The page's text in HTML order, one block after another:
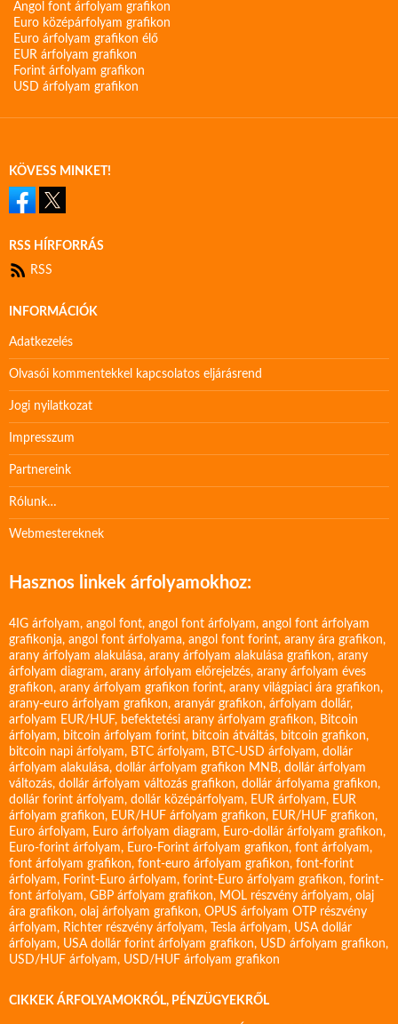
Angol font árfolyam grafikon
Euro középárfolyam grafikon
Euro árfolyam grafikon élő
EUR árfolyam grafikon
Forint árfolyam grafikon
USD árfolyam grafikon
KÖVESS MINKET!
RSS HÍRFORRÁS
RSS
INFORMÁCIÓK
Adatkezelés
Olvasói kommentekkel kapcsolatos eljárásrend
Jogi nyilatkozat
Impresszum
Partnereink
Rólunk…
Webmestereknek
Hasznos linkek árfolyamokhoz:
4IG árfolyam, angol font, angol font árfolyam, angol font árfolyam
grafikonja, angol font árfolyama, angol font forint, arany ára grafikon,
arany árfolyam alakulása, arany árfolyam alakulása grafikon, arany
árfolyam diagram, arany árfolyam előrejelzés, arany árfolyam éves
grafikon, arany árfolyam grafikon forint, arany világpiaci ára grafikon,
arany-euro árfolyam grafikon, aranyár grafikon, árfolyam dollár,
arfolyam EUR/HUF, befektetési arany árfolyam grafikon, Bitcoin
árfolyam, bitcoin árfolyam forint, bitcoin átváltás, bitcoin grafikon,
bitcoin napi árfolyam, BTC árfolyam, BTC-USD árfolyam, dollár
árfolyam alakulása, dollár árfolyam grafikon MNB, dollár árfolyam
változás, dollár árfolyam változás grafikon, dollár árfolyama grafikon,
dollár forint árfolyam, dollár középárfolyam, EUR árfolyam, EUR
árfolyam grafikon, EUR/HUF árfolyam grafikon, EUR/HUF grafikon,
Euro árfolyam, Euro árfolyam diagram, Euro-dollár árfolyam grafikon,
Euro-forint árfolyam, Euro-Forint árfolyam grafikon, font árfolyam,
font árfolyam grafikon, font-euro árfolyam grafikon, font-forint
árfolyam, Forint-Euro árfolyam, forint-Euro árfolyam grafikon, forint-
font árfolyam, GBP árfolyam grafikon, MOL részvény árfolyam, olaj
ára grafikon, olaj árfolyam grafikon, OPUS árfolyam OTP részvény
árfolyam, Richter részvény árfolyam, Tesla árfolyam, USA dollár
árfolyam, USA dollár forint árfolyam grafikon, USD árfolyam grafikon,
USD/HUF árfolyam, USD/HUF árfolyam grafikon
CIKKEK ÁRFOLYAMOKRÓL, PÉNZÜGYEKRŐL